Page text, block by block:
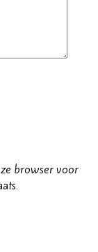
browser voor